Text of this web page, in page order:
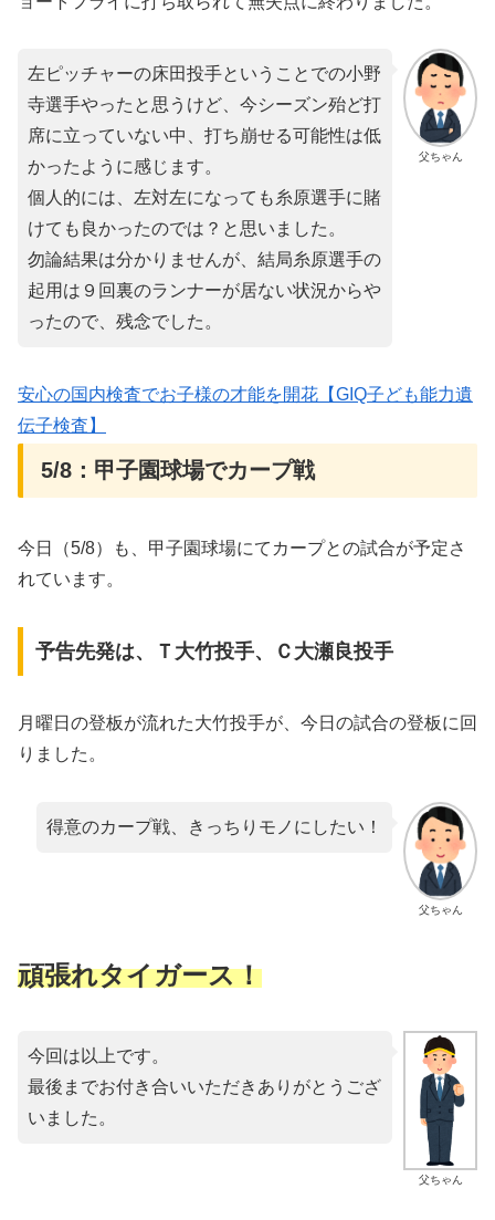
父ちゃん
左ピッチャーの床田投手ということでの小野
寺選手やったと思うけど、今シーズン殆ど打
席に立っていない中、打ち崩せる可能性は低
かったように感じます。
個人的には、左対左になっても糸原選手に賭
けても良かったのでは？と思いました。
勿論結果は分かりませんが、結局糸原選手の
起用は９回裏のランナーが居ない状況からや
ったので、残念でした。
安心の国内検査でお子様の才能を開花【GIQ子ども能力遺
伝子検査】
5/8：甲子園球場でカープ戦
今日（5/8）も、甲子園球場にてカープとの試合が予定さ
れています。
予告先発は、Ｔ大竹投手、Ｃ大瀬良投手
月曜日の登板が流れた大竹投手が、今日の試合の登板に回
りました。
父ちゃん
得意のカープ戦、きっちりモノにしたい！
頑張れタイガース！
父ちゃん
今回は以上です。
最後までお付き合いいただきありがとうござ
いました。